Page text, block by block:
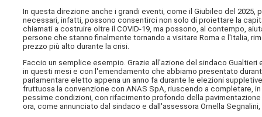
In questa direzione anche i grandi eventi, come il Giubileo del
necessari, infatti, possono consentirci non solo di proiettare la
chiamati a costruire oltre il COVID-19, ma possono, al contempo,
persone che stanno finalmente tornando a visitare Roma e l'Italia,
prezzo più alto durante la crisi.
Faccio un semplice esempio. Grazie all'azione del sindaco
in questi mesi e con l'emendamento che abbiamo presentato
parlamentare eletto appena un anno fa durante le elezioni
fruttuosa la convenzione con ANAS SpA, riuscendo a completare,
pessime condizioni, con rifacimento profondo della
ora, come annunciato dal sindaco e dall'assessora Ornella